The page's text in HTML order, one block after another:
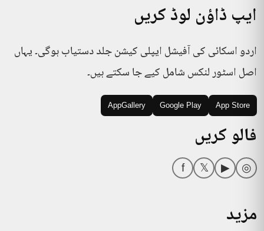
ایپ ڈاؤن لوڈ کریں
اردو اسکائی کی آفیشل ایپلی کیشن جلد دستیاب ہوگی۔ یہاں
اصل اسٹور لنکس شامل کیے جا سکتے ہیں۔
App Store
Google Play
AppGallery
فالو کریں
◎
▶
𝕏
f
مزید